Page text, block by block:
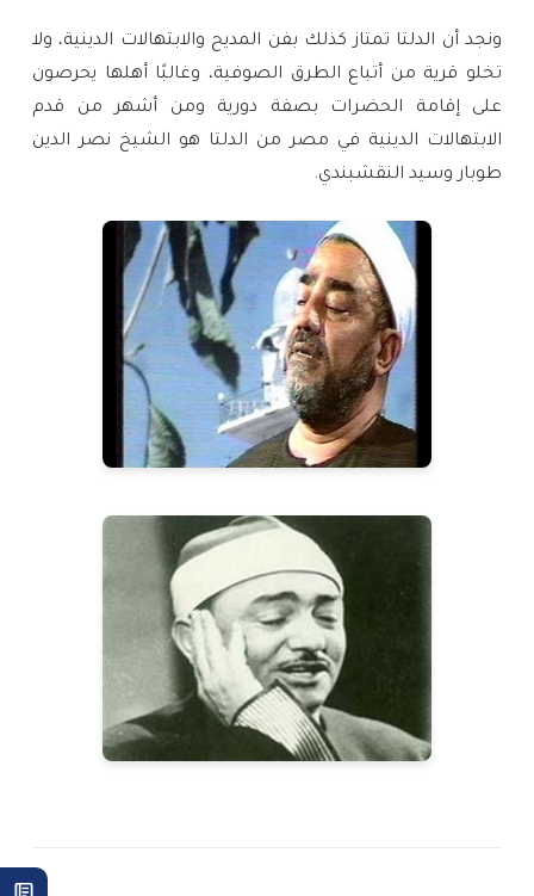
ونجد أن الدلتا تمتاز كذلك بفن المديح والابتهالات الدينية، ولا
تخلو قرية من أتباع الطرق الصوفية، وغالبًا أهلها يحرصون
على إقامة الحضرات بصفة دورية ومن أشهر من قدم
الابتهالات الدينية في مصر من الدلتا هو الشيخ نصر الدين
طوبار وسيد النقشبندي.